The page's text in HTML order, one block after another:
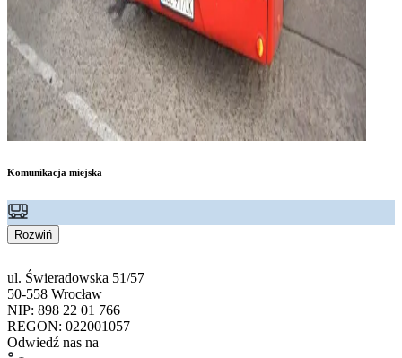
Komunikacja miejska
Rozwiń
ul. Świeradowska 51/57
50-558 Wrocław
NIP: 898 22 01 766
REGON: 022001057
Odwiedź nas na